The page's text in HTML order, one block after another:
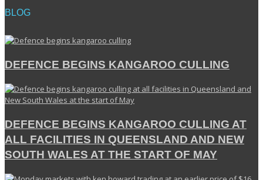
BLOG
DEFENCE BEGINS KANGAROO CULLING
DEFENCE BEGINS KANGAROO CULLING AT
ALL FACILITIES IN QUEENSLAND AND NEW
SOUTH WALES AT THE START OF MAY